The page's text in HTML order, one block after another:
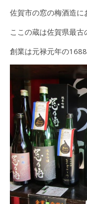
佐賀市の窓の梅酒造
ここの蔵は佐賀県最古
創業は元禄元年の